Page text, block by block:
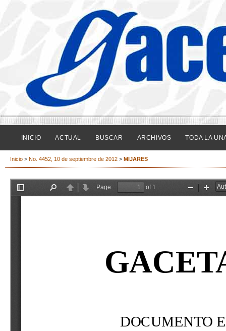
INICIO ACTUAL BUSCAR ARCHIVOS TODA LA
Inicio > No. 4452, 10 de septiembre de 2012 > MIJARES